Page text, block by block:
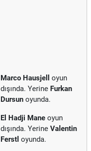
Marco Hausjell
oyun
dışında. Yerine Furkan
Dursun oyunda.
El Hadji Mane oyun
dışında. Yerine Valentin
Ferstl oyunda.